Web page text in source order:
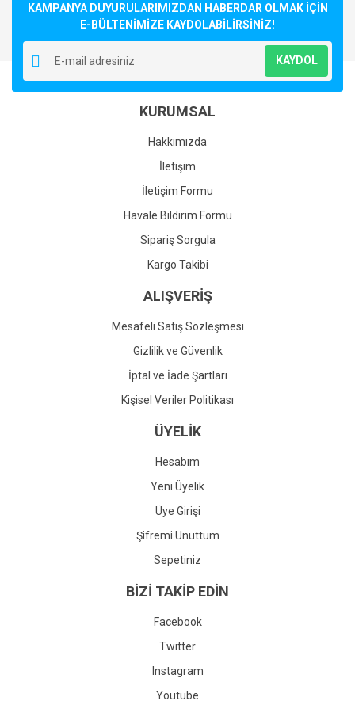
KAMPANYA DUYURULARIMIZDAN HABERDAR OLMAK İÇİN
E-BÜLTENİMİZE KAYDOLABİLİRSİNİZ!
KAYDOL
KURUMSAL
Hakkımızda
İletişim
İletişim Formu
Havale Bildirim Formu
Sipariş Sorgula
Kargo Takibi
ALIŞVERİŞ
Mesafeli Satış Sözleşmesi
Gizlilik ve Güvenlik
İptal ve İade Şartları
Kişisel Veriler Politikası
ÜYELİK
Hesabım
Yeni Üyelik
Üye Girişi
Şifremi Unuttum
Sepetiniz
BİZİ TAKİP EDİN
Facebook
Twitter
Instagram
Youtube